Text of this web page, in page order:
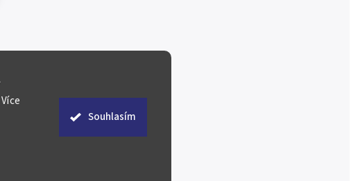
Více
Souhlasím